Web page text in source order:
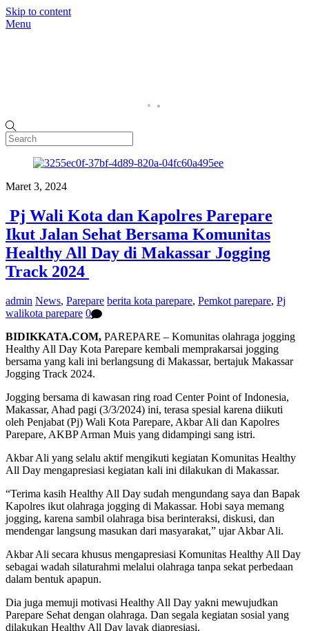
Skip to content
Menu
Maret 3, 2024
Pj Wali Kota dan Kapolres Parepare
Ikut Jalan Sehat Bersama Komunitas
Healthy All Day di Makassar Jogging
Track 2024
admin News, Parepare berita kota parepare, Pemkot parepare, Pj
walikota parepare 0
BIDIKKATA.COM, PAREPARE – Komunitas olahraga jogging
Healthy All Day Kota Parepare kembali memprakarsai jogging
bersama yang kali ini berlangsung di Makassar, bertajuk Makassar
Jogging Track 2024.
Jogging bersama di kawasan ring road Center Point of Indonesia,
Makassar, Ahad pagi (3/3/2024) ini, terasa spesial karena diikuti
oleh Penjabat (Pj) Wali Kota Parepare, Akbar Ali dan Kapolres
Parepare, AKBP Arman Muis yang didampingi sang istri.
Akbar Ali yang selalu aktif mengikuti kegiatan Komunitas Healthy
All Day mengapresiasi kegiatan kali ini dilakukan di Makassar.
“Terima kasih Healthy All Day sudah mengundang saya dan Bapak
Kapolres ikut olahraga jogging di Makassar. Hobi saya memang
jogging, karena sambil olahraga bisa berinteraksi, diskusi, dan
mendengar langsung masukan dari masyarakat,” ujar Akbar Ali.
Akbar Ali secara khusus mengapresiasi Komunitas Healthy All Day
sebagai wadah silaturahmi melalui olahraga tanpa sekat perbedaan
dalam bentuk apapun.
Dia juga memuji motivasi Healthy All Day yakni mewujudkan
Parepare Sehat dengan olahraga. Dan segala kegiatan sosial yang
dilakukan Healthy All Day layak diapresiasi.